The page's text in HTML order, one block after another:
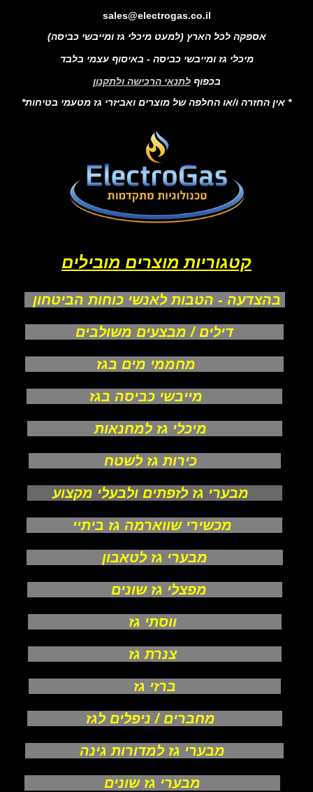
sales@electrogas.co.il
אספקה לכל הארץ (למעט מיכלי גז ומייבשי כביסה)
מיכלי גז ומייבשי כביסה - באיסוף עצמי בלבד
בכפוף לתנאי הרכישה ולתקנון
* אין החזרה ו/או החלפה של מוצרים ואביזרי גז מטעמי בטיחות*
קטגוריות מוצרים מובילים
בהצדעה - הטבות לאנשי כוחות הביטחון
דילים / מבצעים משולבים
מחממי מים בגז
מייבשי כביסה בגז
מיכלי גז למחנאות
כירות גז לשטח
מבערי גז לזפתים ולבעלי מקצוע
מכשירי שווארמה גז ביתיי
מבערי גז לטאבון
מפצלי גז שונים
ווסתי גז
צנרת גז
ברזי גז
מחברים / ניפלים לגז
מבערי גז למדורות גינה
מבערי גז שונים